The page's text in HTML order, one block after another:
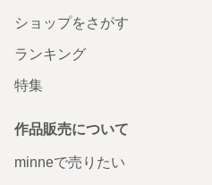
ショップをさがす
ランキング
特集
作品販売について
minneで売りたい